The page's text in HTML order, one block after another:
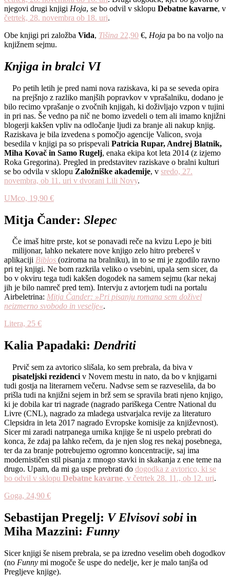
njegovi drugi knjigi Hoja, se bo odvil v sklopu Debatne kavarne, v
četrtek, 28. novembra ob 18. uri.
Obe knjigi pri založba Vida, Tišina 22,90 €, Hoja pa bo na voljo na
knjižnem sejmu.
Knjiga in bralci VI
Po petih letih je pred nami nova raziskava, ki pa se seveda opira
na prejšnjo z razliko manjših popravkov v vprašalniku, dodano je
bilo recimo vprašanje o zvočnih knjigah, ki doživljajo vzpon v tujini
in pri nas. Še vedno pa nič ne bomo izvedeli o tem ali imamo knjižni
blogerji kakšen vpliv na odločanje ljudi za branje ali nakup knjig.
Raziskava je bila izvedena s pomočjo agencije Valicon, svoja
besedila v knjigi pa so prispevali Patricia Rupar, Andrej Blatnik,
Miha Kovač in Samo Rugelj, enaka ekipa kot leta 2014 (z izjemo
Roka Gregorina). Pregled in predstavitev raziskave o bralni kulturi
se bo odvila v sklopu Založniške akademije, v sredo, 27.
novembra, ob 11. uri v dvorani Lili Novy.
UMco, 19,90 €
Mitja Čander: Slepec
Če imaš hitre prste, kot se ponavadi reče na kvizu Lepo je biti
milijonar, lahko nekatere nove knjigo zelo hitro prebereš v
aplikaciji Biblos (oziroma na bralniku), in to se mi je zgodilo ravno
pri tej knjigi. Ne bom razkrila veliko o vsebini, upala sem sicer, da
bo v okviru tega tudi kakšen dogodek na samem sejmu (kar nekaj
jih je bilo namreč pred tem). Intervju z avtorjem tudi na portalu
Airbeletrina: Mitja Čander: »Pri pisanju romana sem doživel
neizmerno svobodo in veselje«.
Litera, 25 €
Kalia Papadaki: Dendriti
Prvič sem za avtorico slišala, ko sem prebrala, da biva v
pisateljski rezidenci v Novem mestu in nato, da bo v knjigarni
tudi gostja na literarnem večeru. Nadvse sem se razveselila, da bo
prišla tudi na knjižni sejem in brž sem se spravila brati njeno knjigo,
ki je dobila kar tri nagrade (nagrado pariškega Centre National du
Livre (CNL), nagrado za mladega ustvarjalca revije za literaturo
Clepsidra in leta 2017 nagrado Evropske komisije za književnost).
Sicer mi zaradi natrpanega urnika knjige še ni uspelo prebrati do
konca, že zdaj pa lahko rečem, da je njen slog res nekaj posebnega,
ter da za branje potrebujemo ogromno koncentracije, saj ima
modernističen stil pisanja z mnogo stavki in skakanja z ene teme na
drugo. Upam, da mi ga uspe prebrati do dogodka z avtorico, ki se
bo odvil v sklopu Debatne kavarne, v četrtek 28. 11., ob 12. uri.
Goga, 24,90 €
Sebastijan Pregelj: V Elvisovi sobi in
Miha Mazzini: Funny
Sicer knjigi še nisem prebrala, se pa izredno veselim obeh dogodkov
(no Funny mi mogoče še uspe do nedelje, ker je malo tanjša od
Pregljeve knjige).